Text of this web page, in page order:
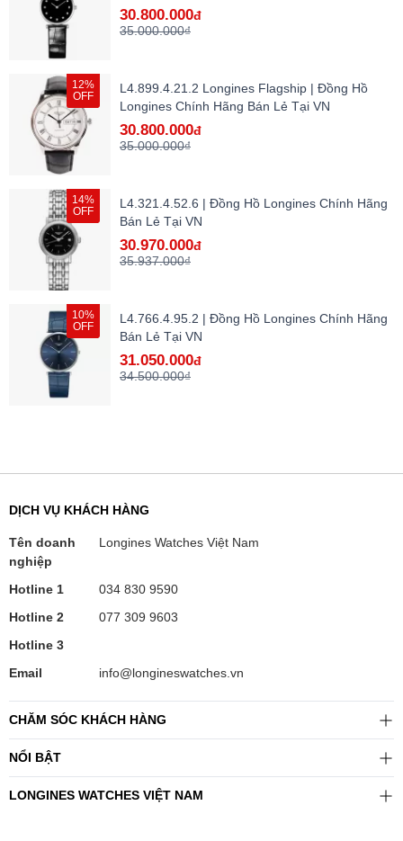
30.800.000đ
35.000.000₫
12%
OFF
L4.899.4.21.2 Longines Flagship | Đồng Hồ
Longines Chính Hãng Bán Lẻ Tại VN
30.800.000đ
35.000.000₫
14%
OFF
L4.321.4.52.6 | Đồng Hồ Longines Chính Hãng
Bán Lẻ Tại VN
30.970.000đ
35.937.000₫
10%
OFF
L4.766.4.95.2 | Đồng Hồ Longines Chính Hãng
Bán Lẻ Tại VN
31.050.000đ
34.500.000₫
LONGINES WATCHES VIỆT NAM
NỔI BẬT
CHĂM SÓC KHÁCH HÀNG
DỊCH VỤ KHÁCH HÀNG
Tên doanh
nghiệp
Longines Watches Việt Nam
Hotline 1
034 830 9590
Hotline 2
077 309 9603
Hotline 3
Email
info@longineswatches.vn